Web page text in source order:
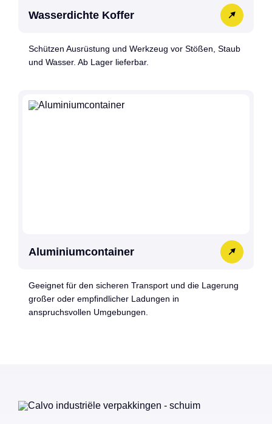
Wasserdichte Koffer
Schützen Ausrüstung und Werkzeug vor Stößen, Staub
und Wasser. Ab Lager lieferbar.
Aluminiumcontainer
Geeignet für den sicheren Transport und die Lagerung
großer oder empfindlicher Ladungen in
anspruchsvollen Umgebungen.